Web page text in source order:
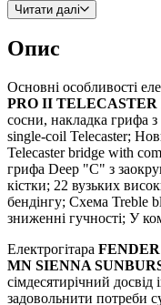
Читати далі
Опис
Основні особливості
PRO II TELECASTER
сосни, накладка грифа
single-coil Telecaster;
Telecaster bridge with
грифа Deep "C" з
кістки; 22 вузьких
бендінгу; Схема Treble
зниженні гучності; У
Електрогітара
MN SIENNA
сімдесятирічний
задовольнити потреби